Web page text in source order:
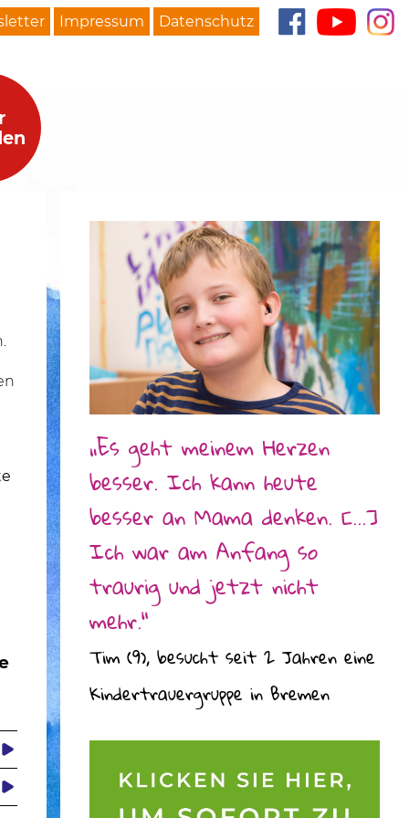
Impressum Datenschutz
„Es geht meinem Herzen
besser. Ich kann heute
besser an Mama denken. [...]
Ich war am Anfang so
traurig und jetzt nicht
mehr.“
Tim (9), besucht seit 2 Jahren eine
Kindertrauergruppe in Bremen